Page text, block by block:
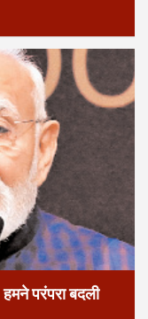
परंपरा बदली